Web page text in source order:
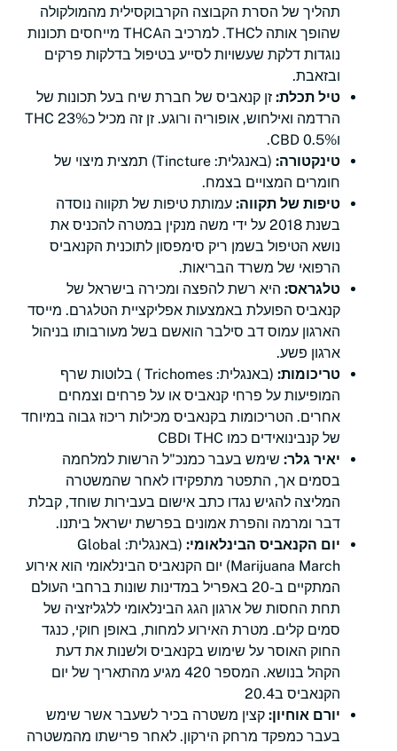
תהליך של הסרת הקבוצה הקרבוקסילית מהמולקולה
שהופך אותה לTHC. למרכיב הTHCA מייחסים תכונות
נוגדות דלקת שעשויות לסייע בטיפול בדלקות פרקים
ובזאבת.
טיל תכלת: זן קנאביס של חברת שיח בעל תכונות של
הרדמה ואילחוש, אופוריה ורוגע. זן זה מכיל כ23% THC
ו0.5% CBD.
טינקטורה:
(באנגלית: Tincture) תמצית מיצוי של
חומרים המצויים בצמח.
טיפות של תקווה: עמותת טיפות של תקווה נוסדה
בשנת 2018 על ידי משה מנקין במטרה להכניס את
נושא הטיפול בשמן ריק סימפסון לתוכנית הקנאביס
הרפואי של משרד הבריאות.
טלגראס: היא רשת להפצה ומכירה בישראל של
קנאביס הפועלת באמצעות אפליקציית הטלגרם. מייסד
הארגון עמוס דב סילבר הואשם בשל מעורבותו בניהול
ארגון פשע.
טריכומות:
(באנגלית: Trichomes ) בלוטות שרף
המופיעות על פרחי קנאביס או על פרחים וצמחים
אחרים. הטריכומות בקנאביס מכילות ריכוז גבוה במיוחד
של קנבינואידים כמו THC וCBD
יאיר גלר: שימש בעבר כמנכ"ל הרשות למלחמה
בסמים אך, התפטר מתפקידו לאחר שהמשטרה
המליצה להגיש נגדו כתב אישום בעבירות שוחד, קבלת
דבר ומרמה והפרת אמונים בפרשת ישראל ביתנו.
יום הקנאביס הבינלאומי:
(באנגלית: Global
Marijuana March) יום הקנאביס הבינלאומי הוא אירוע
המתקיים ב-20 באפריל במדינות שונות ברחבי העולם
תחת החסות של ארגון הגג הבינלאומי ללגליזציה של
סמים קלים. מטרת האירוע למחות, באופן חוקי, כנגד
החוק האוסר על שימוש בקנאביס ולשנות את דעת
הקהל בנושא. המספר 420 מגיע מהתאריך של יום
הקנאביס ב20.4
יורם אוחיון: קצין משטרה בכיר לשעבר אשר שימש
בעבר כמפקד מרחק הירקון. לאחר פרישתו מהמשטרה